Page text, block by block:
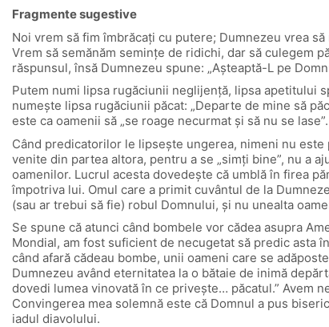
Fragmente sugestive
Noi vrem să fim îmbrăcaţi cu putere; Dumnezeu vrea
Vrem să semănăm seminţe de ridichi, dar să culegem
răspunsul, însă Dumnezeu spune: „Aşteaptă-L pe
Putem numi lipsa rugăciunii neglijenţă, lipsa apetitului
numeşte lipsa rugăciunii păcat: „Departe de mine să
este ca oamenii să „se roage necurmat şi să nu se
Când predicatorilor le lipseşte ungerea, nimeni nu
venite din partea altora, pentru a se „simţi bine”, nu a
oamenilor. Lucrul acesta dovedeşte că umblă în firea
împotriva lui. Omul care a primit cuvântul de la
(sau ar trebui să fie) robul Domnului, şi nu unealta
Se spune că atunci când bombele vor cădea asupra
Mondial, am fost suficient de necugetat să predic asta
când afară cădeau bombe, unii oameni care se
Dumnezeu având eternitatea la o bătaie de inimă
dovedi lumea vinovată în ce priveşte… păcatul.” Avem
Convingerea mea solemnă este că Domnul a pus
iadul diavolului.